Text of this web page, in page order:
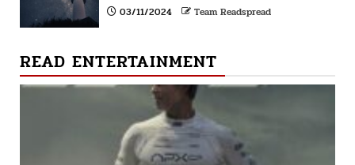
03/11/2024 Team Readspread
READ ENTERTAINMENT